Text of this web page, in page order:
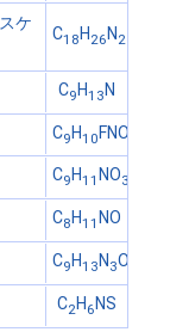
ケ
C18H 26N 2
C9H13N
C9H10FNO
C9H11NO3
C8H11NO
C9H13N 3O
C2H 6NS